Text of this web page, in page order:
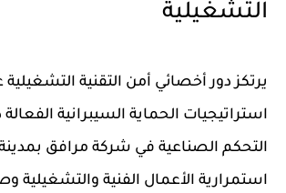
التشغيلية
يرتكز دور أخصائي أمن التقنية
استراتيجيات الحماية السيبرانية
التحكم الصناعية في شركة مرافق
استمرارية الأعمال الفنية